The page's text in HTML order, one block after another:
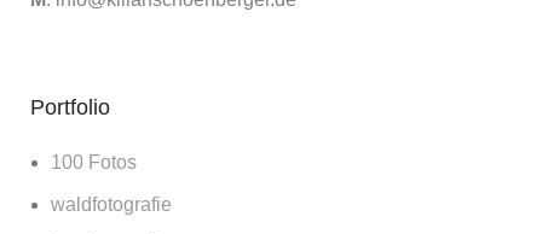
Portfolio
100 Fotos
waldfotografie